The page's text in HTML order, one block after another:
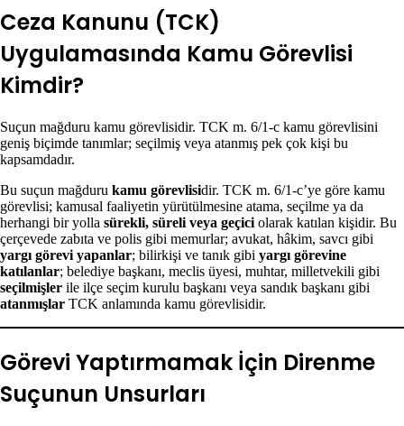
Ceza Kanunu (TCK)
Uygulamasında Kamu Görevlisi
Kimdir?
Suçun mağduru kamu görevlisidir. TCK m. 6/1-c kamu görevlisini
geniş biçimde tanımlar; seçilmiş veya atanmış pek çok kişi bu
kapsamdadır.
Bu suçun mağduru kamu görevlisidir. TCK m. 6/1-c’ye göre kamu
görevlisi; kamusal faaliyetin yürütülmesine atama, seçilme ya da
herhangi bir yolla sürekli, süreli veya geçici olarak katılan kişidir. Bu
çerçevede zabıta ve polis gibi memurlar; avukat, hâkim, savcı gibi
yargı görevi yapanlar; bilirkişi ve tanık gibi yargı görevine
katılanlar; belediye başkanı, meclis üyesi, muhtar, milletvekili gibi
seçilmişler ile ilçe seçim kurulu başkanı veya sandık başkanı gibi
atanmışlar TCK anlamında kamu görevlisidir.
Görevi Yaptırmamak İçin Direnme
Suçunun Unsurları